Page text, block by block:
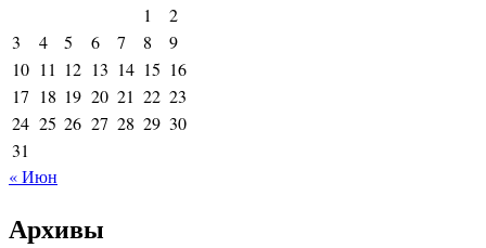
1
2
3
4 5 6 7 8
9
10 11 12 13 14 15 16
17 18 19 20 21 22 23
24 25 26 27 28 29 30
31
« Июн
Архивы